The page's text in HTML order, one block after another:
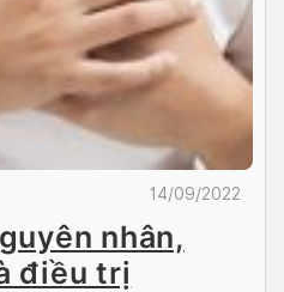
14/09/2022
nhân,
điều trị